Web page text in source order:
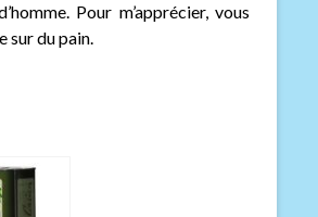
Pour m’apprécier, vous
sur du pain.